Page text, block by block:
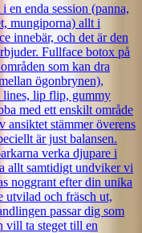
en enda session (panna,
mungiporna) allt i
innebär, och det är den
Fullface botox på
som kan dra
ögonbrynen),
lines, lip flip, gummy
med ett enskilt område
ansiktet stämmer överens
är just balansen.
verka djupare i
allt samtidigt undviker vi
noggrant efter din unika
utvilad och fräsch ut,
passar dig som
vill ta steget till en